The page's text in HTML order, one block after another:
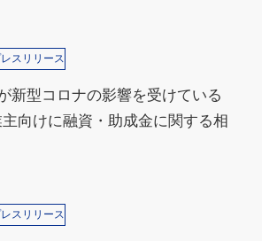
スリリース
新型コロナの影響を受けている
向けに融資・助成金に関する相
スリリース